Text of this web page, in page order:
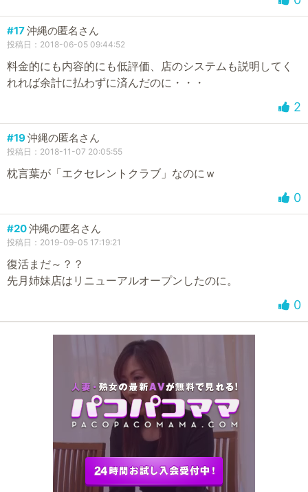
#17沖縄の匿名さん
投稿日：2018-06-05 09:44:52
料金的にも内容的にも低評価、店のシステムも説明してく
れれば余計に払わずに済んだのに・・・
2
#19沖縄の匿名さん
投稿日：2018-11-07 20:05:55
枕言葉が「エクセレントクラブ」なのにｗ
0
#20沖縄の匿名さん
投稿日：2019-09-05 17:19:21
復活まだ～？？
先月姉妹店はリニューアルオープンしたのに。
0